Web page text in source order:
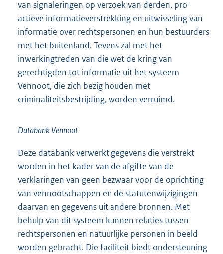
van signaleringen op verzoek van derden, pro-
actieve informatieverstrekking en uitwisseling van
informatie over rechtspersonen en hun bestuurders
met het buitenland. Tevens zal met het
inwerkingtreden van die wet de kring van
gerechtigden tot informatie uit het systeem
Vennoot, die zich bezig houden met
criminaliteitsbestrijding, worden verruimd.
Databank Vennoot
Deze databank verwerkt gegevens die verstrekt
worden in het kader van de afgifte van de
verklaringen van geen bezwaar voor de oprichting
van vennootschappen en de statutenwijzigingen
daarvan en gegevens uit andere bronnen. Met
behulp van dit systeem kunnen relaties tussen
rechtspersonen en natuurlijke personen in beeld
worden gebracht. Die faciliteit biedt ondersteuning